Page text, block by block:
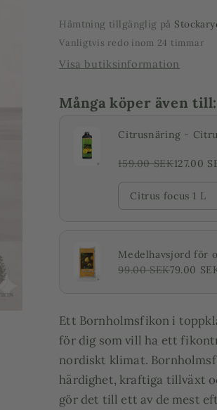
Hämtning tillgänglig på
Vanligtvis redo inom 24 timmar
Visa butiksinformation
Många köper även till:
Citrusnäring -
159.00 SEK127.00
Citrus focus 1 L
Medelhavsjord för
99.00 SEK79.00
Ett Bornholmsfikon i
för dig som vill ha ett
nordiskt klimat.
härdighet, kraftiga tillväxt
gör det till ett av de mest